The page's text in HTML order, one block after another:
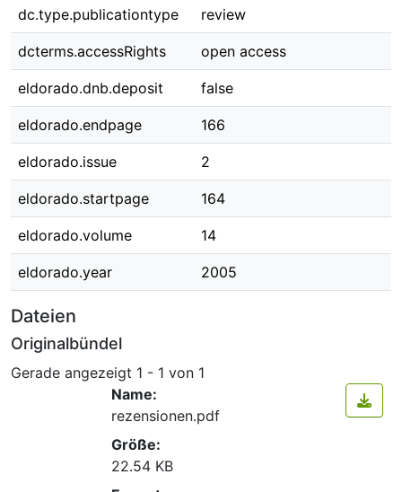
dc.type.publicationtype review
dcterms.accessRights open access
eldorado.dnb.deposit false
eldorado.endpage 166
eldorado.issue 2
eldorado.startpage 164
eldorado.volume 14
eldorado.year 2005
Dateien
Originalbündel
Gerade angezeigt 1 - 1 von 1
Name:
rezensionen.pdf
Größe:
22.54 KB